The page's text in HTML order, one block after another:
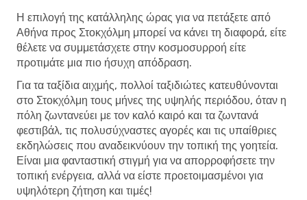
Η επιλογή της κατάλληλης ώρας για να πετάξετε από
Αθήνα προς Στοκχόλμη μπορεί να κάνει τη διαφορά, είτε
θέλετε να συμμετάσχετε στην κοσμοσυρροή είτε
προτιμάτε μια πιο ήσυχη απόδραση.
Για τα ταξίδια αιχμής, πολλοί ταξιδιώτες κατευθύνονται
στο Στοκχόλμη τους μήνες της υψηλής περιόδου, όταν η
πόλη ζωντανεύει με τον καλό καιρό και τα ζωντανά
φεστιβάλ, τις πολυσύχναστες αγορές και τις υπαίθριες
εκδηλώσεις που αναδεικνύουν την τοπική της γοητεία.
Είναι μια φανταστική στιγμή για να απορροφήσετε την
τοπική ενέργεια, αλλά να είστε προετοιμασμένοι για
υψηλότερη ζήτηση και τιμές!